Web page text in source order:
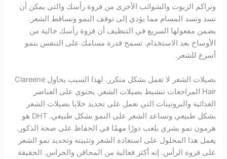
وتراكم الزيوت والشوائب الأخرى من فروة رأسك والتي يمكن أن
تسد وتسد المسام مما يؤدي إلى توقف النمو وتساقط الشعر.
يضمن مفعولها السريع في التنظيف أن فروة رأسك خالية من
الأوساخ بعد الاستخدام. تسمح قدرة مسامك على التنفس بنمو
أسرع للشعر.
بصيلات الشعر لا تعمل بشكل متكرر. لهذا السبب يحاول Clareene
Hair المراجعات تنشيط بصيلات الشعر. يحتوي على العناصر
الغذائية والبروتينات التي تعمل على تجديد خلايا بصيلات الشعر
بشكل طبيعي وتساعد الشعر على النمو بشكل طبيعي. DHT هو
هرمون نمو بشري يلعب دورًا مهمًا في الحفاظ على صحة الذكور.
يعمل هذا المحلول على استعادة الشعر وتثبيته وتحديد نمو الشعر
على فروة الرأس. إنه أكثر فعالية من المحاقن والحراس. الحقيقة